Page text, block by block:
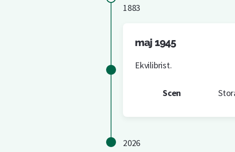
1883
maj 1945
Ekvilibrist.
Scen
2026